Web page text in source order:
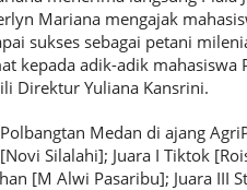
Mariana mengajak
sukses sebagai petani
kepada adik-adik
Direktur Yuliana Kansrini.
Medan di ajang
Silalahi]; Juara I Tiktok
[M Alwi Pasaribu]; Juara III